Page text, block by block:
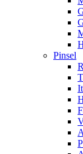
Pinsel